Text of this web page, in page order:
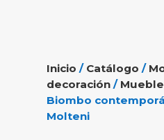
Inicio / Catálogo /
decoración /
Biombo
Molteni